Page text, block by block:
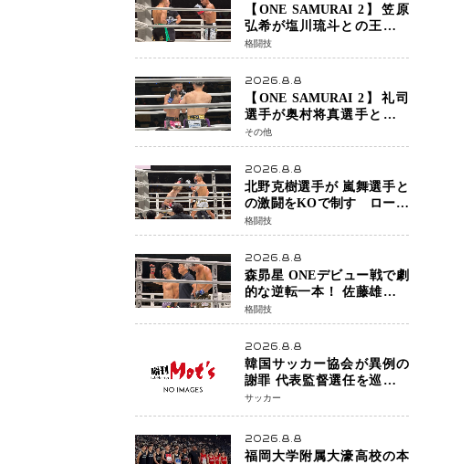
【ONE SAMURAI 2】笠原
弘希が塩川琉斗との王者対
決を制す 圧力で主導権を握
り判定勝利
格闘技
2026.8.8
【ONE SAMURAI 2】礼司
選手が奥村将真選手との接
戦を制す カウンターと正確
な打撃で判定勝利
その他
2026.8.8
北野克樹選手が 嵐舞選手と
の激闘をKOで制す ローブ
ローが相次ぐ波乱の展開…
涙の勝利「生まれてくる娘
のために750万円を使いた
い」
格闘技
2026.8.8
森昴星 ONEデビュー戦で劇
的な逆転一本！ 佐藤雄介の
強烈な打撃を耐え抜き、リ
アネイキッドチョークで勝
利
格闘技
2026.8.8
韓国サッカー協会が異例の
謝罪 代表監督選任を巡る疑
惑など相次ぐ問題「組織の
刷新」誓う
サッカー
2026.8.8
福岡大学附属大濠高校の本